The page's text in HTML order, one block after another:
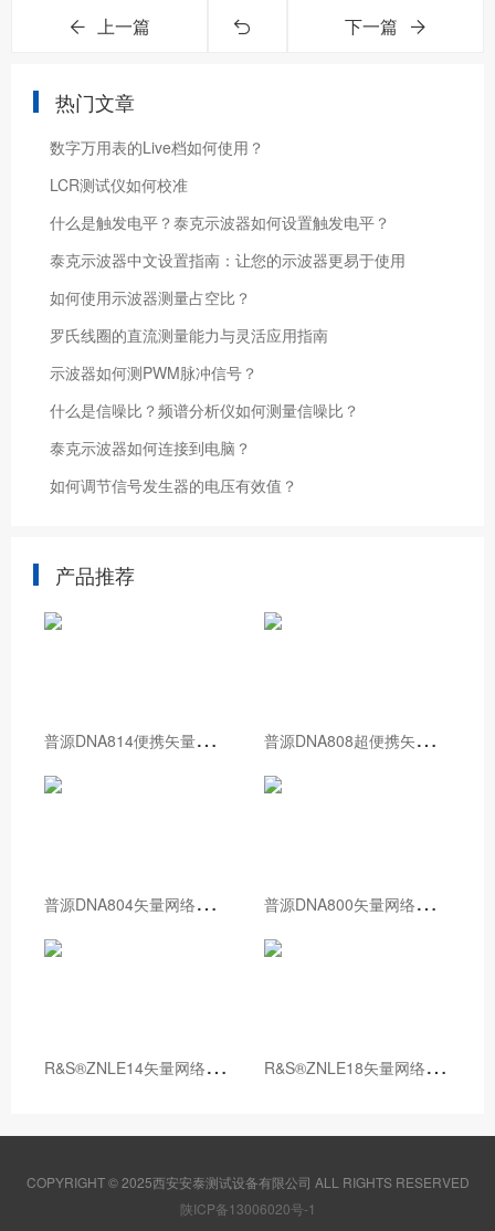
上一篇 下一篇
热门文章
数字万用表的Live档如何使用？
LCR测试仪如何校准
什么是触发电平？泰克示波器如何设置触发电平？
泰克示波器中文设置指南：让您的示波器更易于使用
如何使用示波器测量占空比？
罗氏线圈的直流测量能力与灵活应用指南
示波器如何测PWM脉冲信号？
什么是信噪比？频谱分析仪如何测量信噪比？
泰克示波器如何连接到电脑？
如何调节信号发生器的电压有效值？
产品推荐
普
源DNA814便携矢量网络分析仪 普
源DNA808超便携矢量网络分析仪
普
源DNA804矢量网络分析仪 普
源DNA800矢量网络分析仪
R
&S®ZNLE14矢量网络分析仪 R
&S®ZNLE18矢量网络分析仪
COPYRIGHT © 2025西安安泰测试设备有限公司 ALL RIGHTS RESERVED
陕ICP备13006020号-1